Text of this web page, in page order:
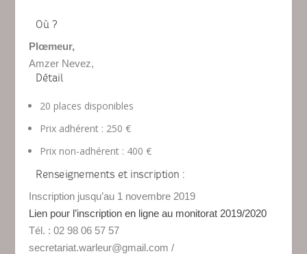
Où ?
Plœmeur,
Amzer Nevez,
Détail
20 places disponibles
Prix adhérent : 250 €
Prix non-adhérent : 400 €
Renseignements et inscription :
Inscription jusqu’au 1 novembre 2019
Lien pour l’inscription en ligne au monitorat 2019/2020
Tél. : 02 98 06 57 57
secretariat.warleur@gmail.com /